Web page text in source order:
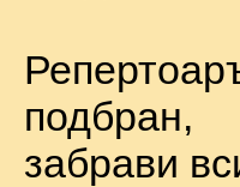
забрави